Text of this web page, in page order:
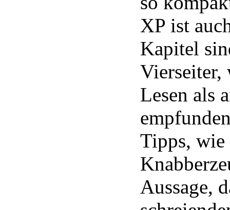
XP ist
Kapitel
Vierseiter,
Lesen als
Tipps, wie
Aussage,